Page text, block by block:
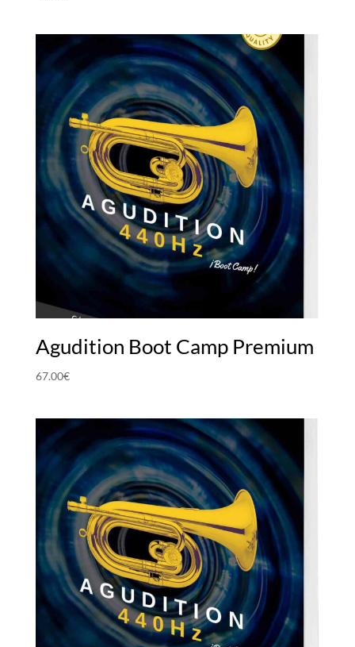
Agudition Boot Camp Premium
67.00€